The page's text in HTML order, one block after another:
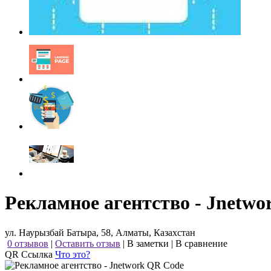
Рекламное агентство -
ул. Наурызбай Батыра, 58, Алматы, Казахстан
0 отзывов | Оставить отзыв | В заметки | В сравнение
QR Ссылка Что это?